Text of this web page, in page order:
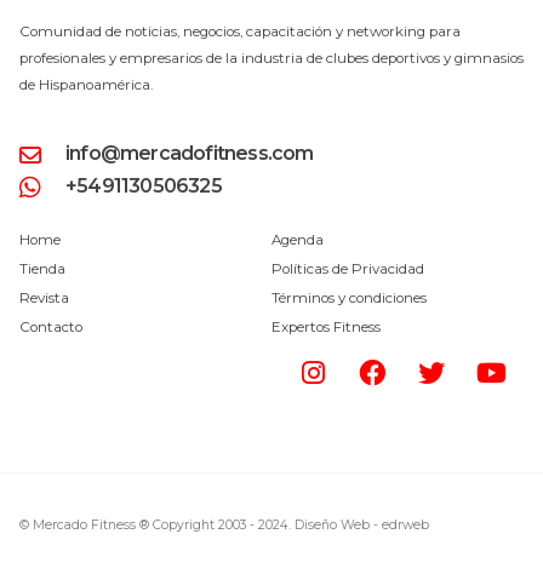
Comunidad de noticias, negocios, capacitación y networking para
profesionales y empresarios de la industria de clubes deportivos y gimnasios
de Hispanoamérica.
info@mercadofitness.com
+5491130506325
Home
Tienda
Revista
Contacto
Agenda
Políticas de Privacidad
Términos y condiciones
Expertos Fitness
© Mercado Fitness ® Copyright 2003 - 2024. Diseño Web - edrweb